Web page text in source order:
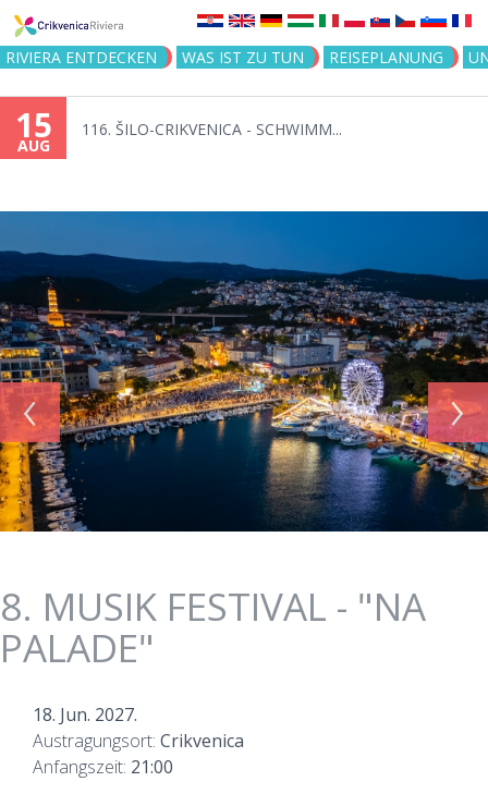
Jump to navigation
RIVIERA ENTDECKEN WAS IST ZU TUN REISEPLANUNG
15
AUG
116. ŠILO-CRIKVENICA - SCHWIMM...
‹ ›
8. MUSIK FESTIVAL - "NA
PALADE"
18. Jun. 2027.
Austragungsort: Crikvenica
Anfangszeit: 21:00